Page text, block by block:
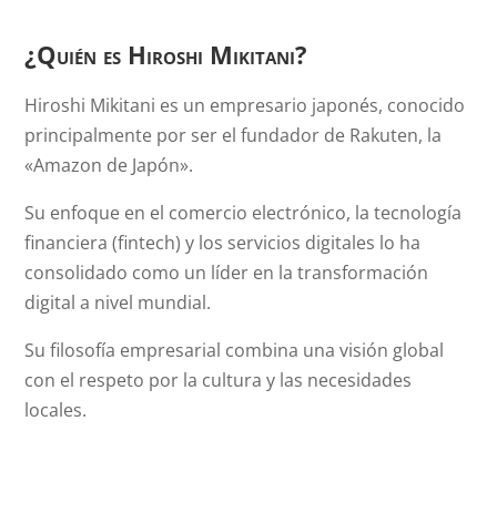
¿Quién es Hiroshi Mikitani?
Hiroshi Mikitani es un empresario japonés, conocido
principalmente por ser el fundador de Rakuten, la
«Amazon de Japón».
Su enfoque en el comercio electrónico, la tecnología
financiera (fintech) y los servicios digitales lo ha
consolidado como un líder en la transformación
digital a nivel mundial.
Su filosofía empresarial combina una visión global
con el respeto por la cultura y las necesidades
locales.